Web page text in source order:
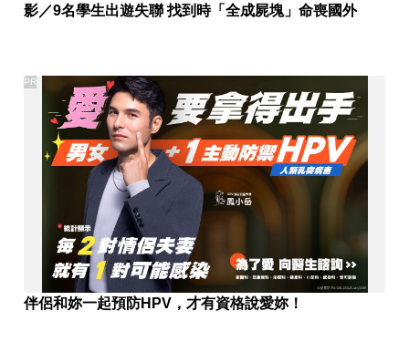
影／9名學生出遊失聯 找到時「全成屍塊」命喪國外
伴侶和妳一起預防HPV，才有資格說愛妳！
PR